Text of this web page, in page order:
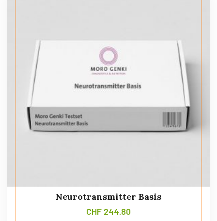
Neurotransmitter Basis
CHF 244.80